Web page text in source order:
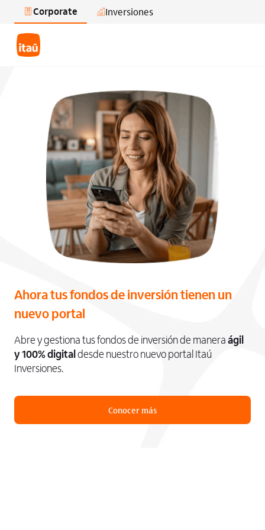
Saltar al contenido principal
Corporate Inversiones
Ahora tus fondos de inversión tienen un
nuevo portal
Abre y gestiona tus fondos de inversión de manera ágil
y 100% digitaldesde nuestro nuevo portal Itaú
Inversiones.
Conocer más